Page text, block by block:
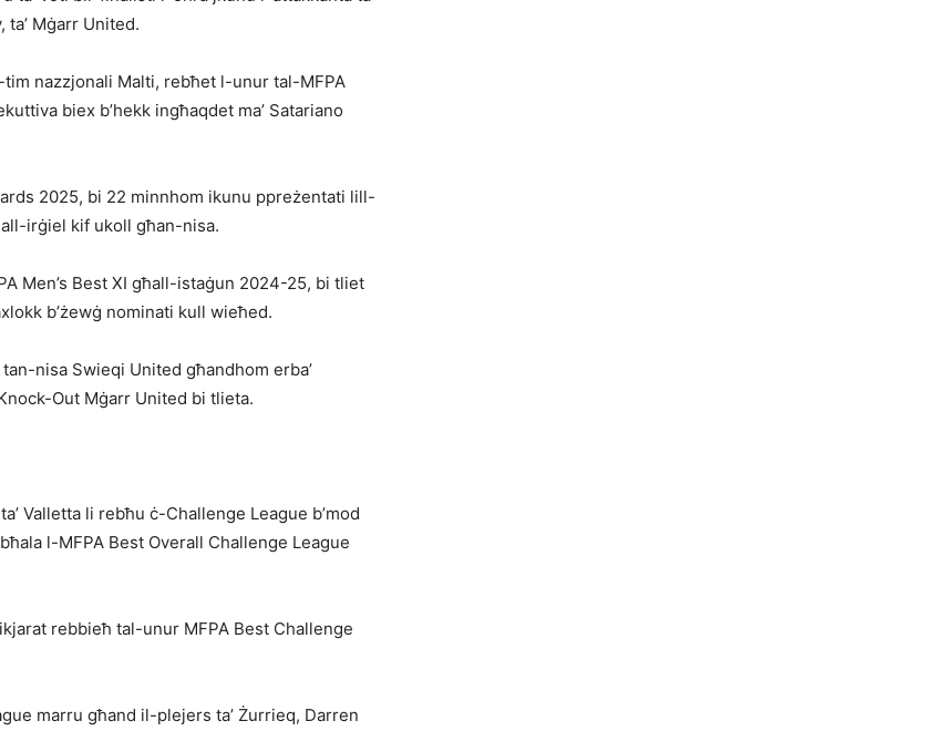
ta’ Mġarr United.
nazzjonali Malti, rebħet l-unur tal-MFPA
biex b’hekk ingħaqdet ma’ Satariano
2025, bi 22 minnhom ikunu ppreżentati lill-
irġiel kif ukoll għan-nisa.
Men’s Best XI għall-istaġun 2024-25, bi tliet
b’żewġ nominati kull wieħed.
nisa Swieqi United għandhom erba’
Out Mġarr United bi tlieta.
Valletta li rebħu ċ-Challenge League b’mod
l-MFPA Best Overall Challenge League
rebbieħ tal-unur MFPA Best Challenge
marru għand il-plejers ta’ Żurrieq, Darren